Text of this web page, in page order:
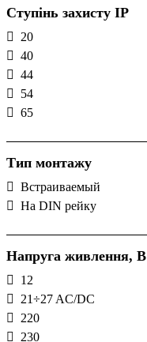
Ступінь захисту IP
20
40
44
54
65
Тип монтажу
Встраиваемый
На DIN рейку
Напруга живлення, В
12
21÷27 AC/DC
220
230